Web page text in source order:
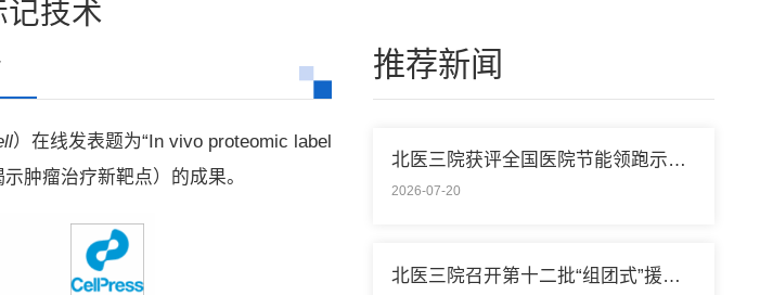
记技术
）在线发表题为“In vivo proteomic label
肿瘤治疗新靶点）的成果。
推荐新闻
北医三院获评全国医院节能领跑示范单位称号
2026-07-20
北医三院召开第十二批“组团式”援藏医疗队欢送会